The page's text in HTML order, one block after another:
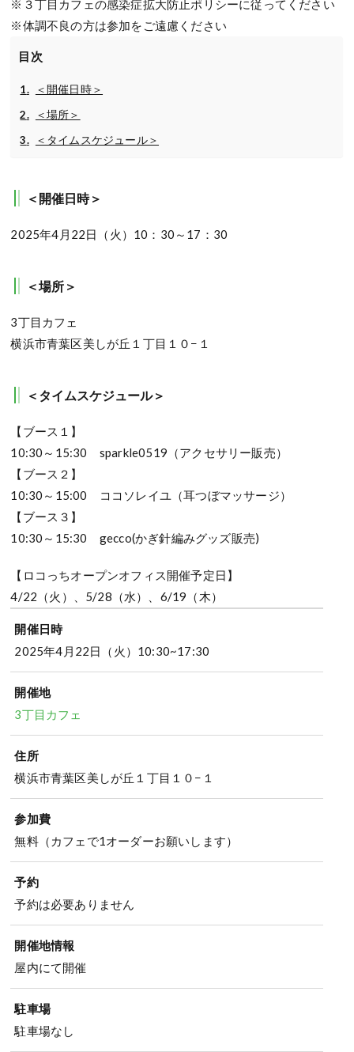
※３丁目カフェの感染症拡大防止ポリシーに従ってください
※体調不良の方は参加をご遠慮ください
目次
＜開催日時＞
＜場所＞
＜タイムスケジュール＞
＜開催日時＞
2025年4月22日（火）10：30～17：30
＜場所＞
3丁目カフェ
横浜市青葉区美しが丘１丁目１０−１
＜タイムスケジュール＞
【ブース１】
10:30～15:30 sparkle0519（アクセサリー販売）
【ブース２】
10:30～15:00 ココソレイユ（耳つぼマッサージ）
【ブース３】
10:30～15:30 gecco(かぎ針編みグッズ販売)
【ロコっちオープンオフィス開催予定日】
4/22（火）、5/28（水）、6/19（木）
開催日時
2025年4月22日（火）10:30~17:30
開催地
3丁目カフェ
住所
横浜市青葉区美しが丘１丁目１０−１
参加費
無料（カフェで1オーダーお願いします）
予約
予約は必要ありません
開催地情報
屋内にて開催
駐車場
駐車場なし